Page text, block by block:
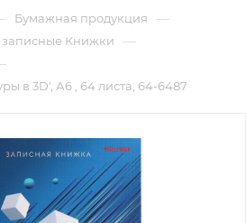
Бумажная продукция —
записные Книжки —
в 3D', А6 , 64 листа, 64-6487